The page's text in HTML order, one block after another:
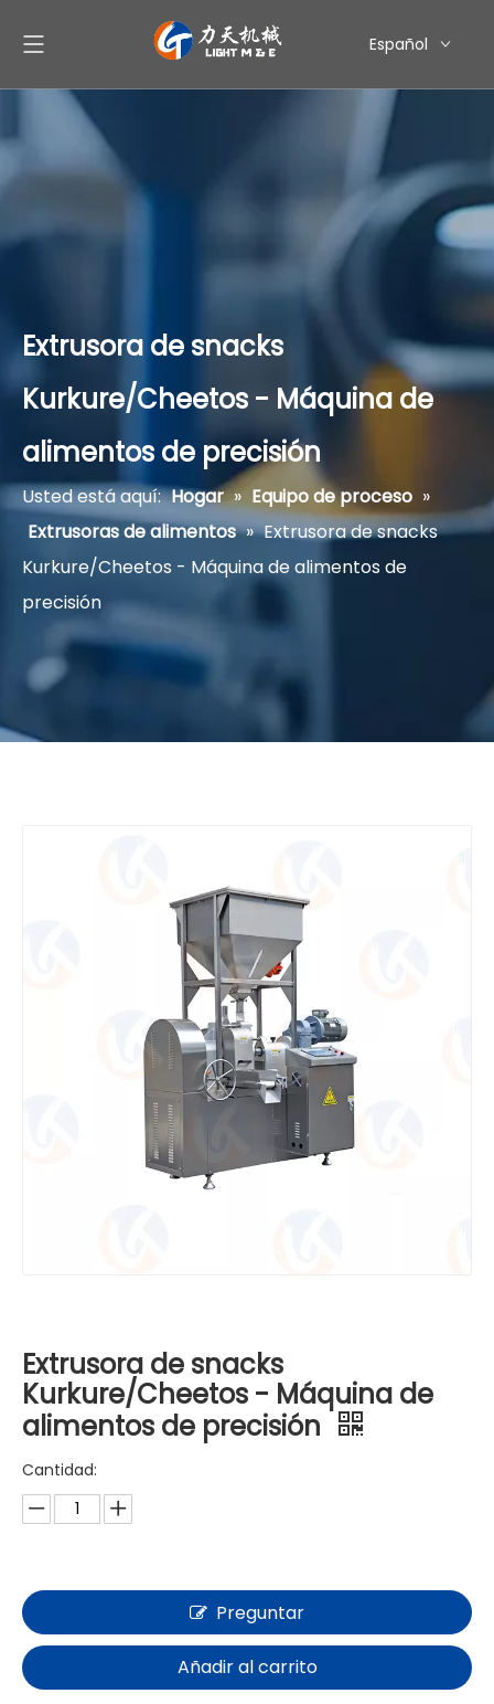
Español
简体中文
العربية
Pусский
Extrusora de snacks
Kurkure/Cheetos - Máquina de
alimentos de precisión
Usted está aquí: Hogar » Equipo de proceso »
Extrusoras de alimentos » Extrusora de snacks
Kurkure/Cheetos - Máquina de alimentos de
precisión
Extrusora de snacks
Kurkure/Cheetos - Máquina de
alimentos de precisión
Cantidad:
Preguntar
Añadir al carrito